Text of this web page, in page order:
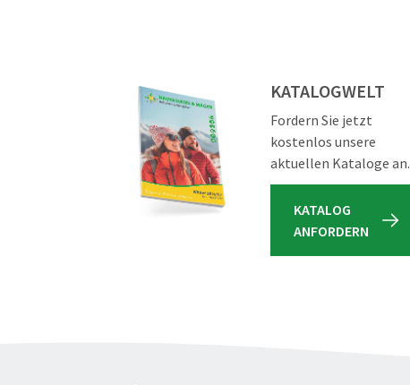
KATALOGWELT
Fordern Sie jetzt
kostenlos unsere
aktuellen Kataloge an.
KATALOG
ANFORDERN